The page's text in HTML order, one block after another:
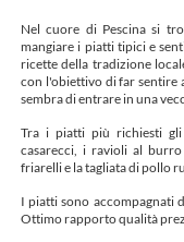
Nel cuore di Pescina si
mangiare i piatti tipici e
ricette della tradizione
con l'obiettivo di far sentire
sembra di entrare in una
Tra i piatti più richiesti
casarecci, i ravioli al
friarelli e la tagliata di pollo
I piatti sono accompagnati
Ottimo rapporto qualità